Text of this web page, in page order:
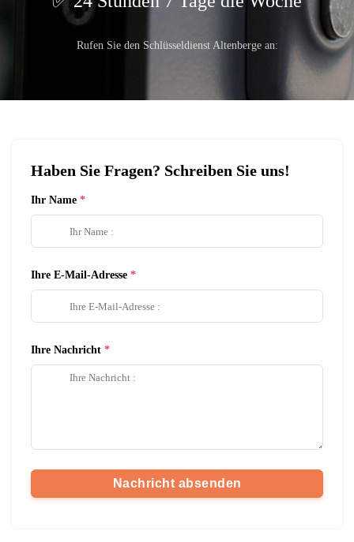
Rufen Sie den Schlüsseldienst Altenberge an:
Haben Sie Fragen? Schreiben Sie uns!
Ihr Name
Ihre E-Mail-Adresse
Ihre Nachricht
Nachricht absenden